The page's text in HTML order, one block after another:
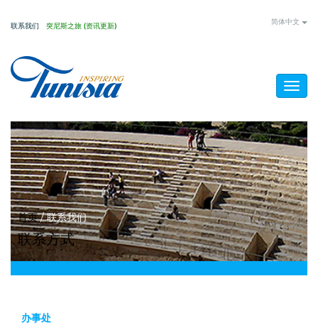
Skip
content
简体中文
联系我们 突尼斯之旅 (资讯更新)
You
are
here
首页 / 联系我们
联系方式
办事处